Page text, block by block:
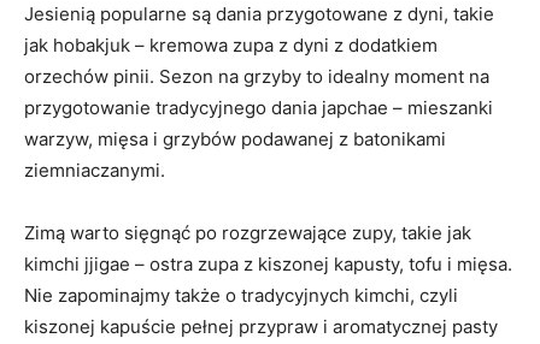
Jesienią popularne są dania przygotowane z⁣ dyni, takie
jak‍ hobakjuk – ‍kremowa zupa​ z dyni ​z dodatkiem
orzechów pinii. ​Sezon na ‌grzyby to idealny moment na ​
przygotowanie‍ tradycyjnego dania japchae​ – mieszanki
warzyw, mięsa ⁤i grzybów podawanej z batonikami
⁤ziemniaczanymi.
Zimą warto sięgnąć po rozgrzewające zupy,‍ takie jak⁣
kimchi jjigae – ostra zupa z kiszonej ⁣kapusty,⁤ tofu ⁤i mięsa.
Nie‌ zapominajmy także o tradycyjnych​ kimchi, czyli
kiszonej kapuście⁢ pełnej przypraw i aromatycznej ​pasty